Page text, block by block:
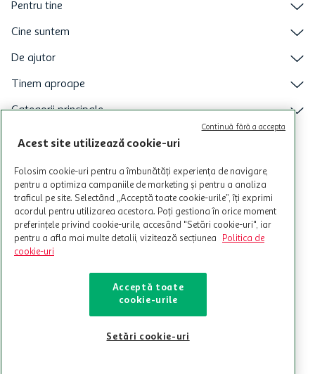
Pentru tine
Cine suntem
De ajutor
Tinem aproape
Categorii principale
Intra acum in aplicatia Auchan
Acest site utilizează cookie-uri
Folosim cookie-uri pentru a îmbunătăți experiența de navigare,
pentru a optimiza campaniile de marketing și pentru a analiza
traficul pe site. Selectând „Acceptă toate cookie-urile”, îți exprimi
acordul pentru utilizarea acestora. Poți gestiona în orice moment
preferințele privind cookie-urile, accesând "Setări cookie-uri", iar
pentru a afla mai multe detalii, vizitează secțiunea
Politica de
cookie-uri
Acceptă toate
cookie-urile
Setări cookie-uri
Continuă fără a accepta